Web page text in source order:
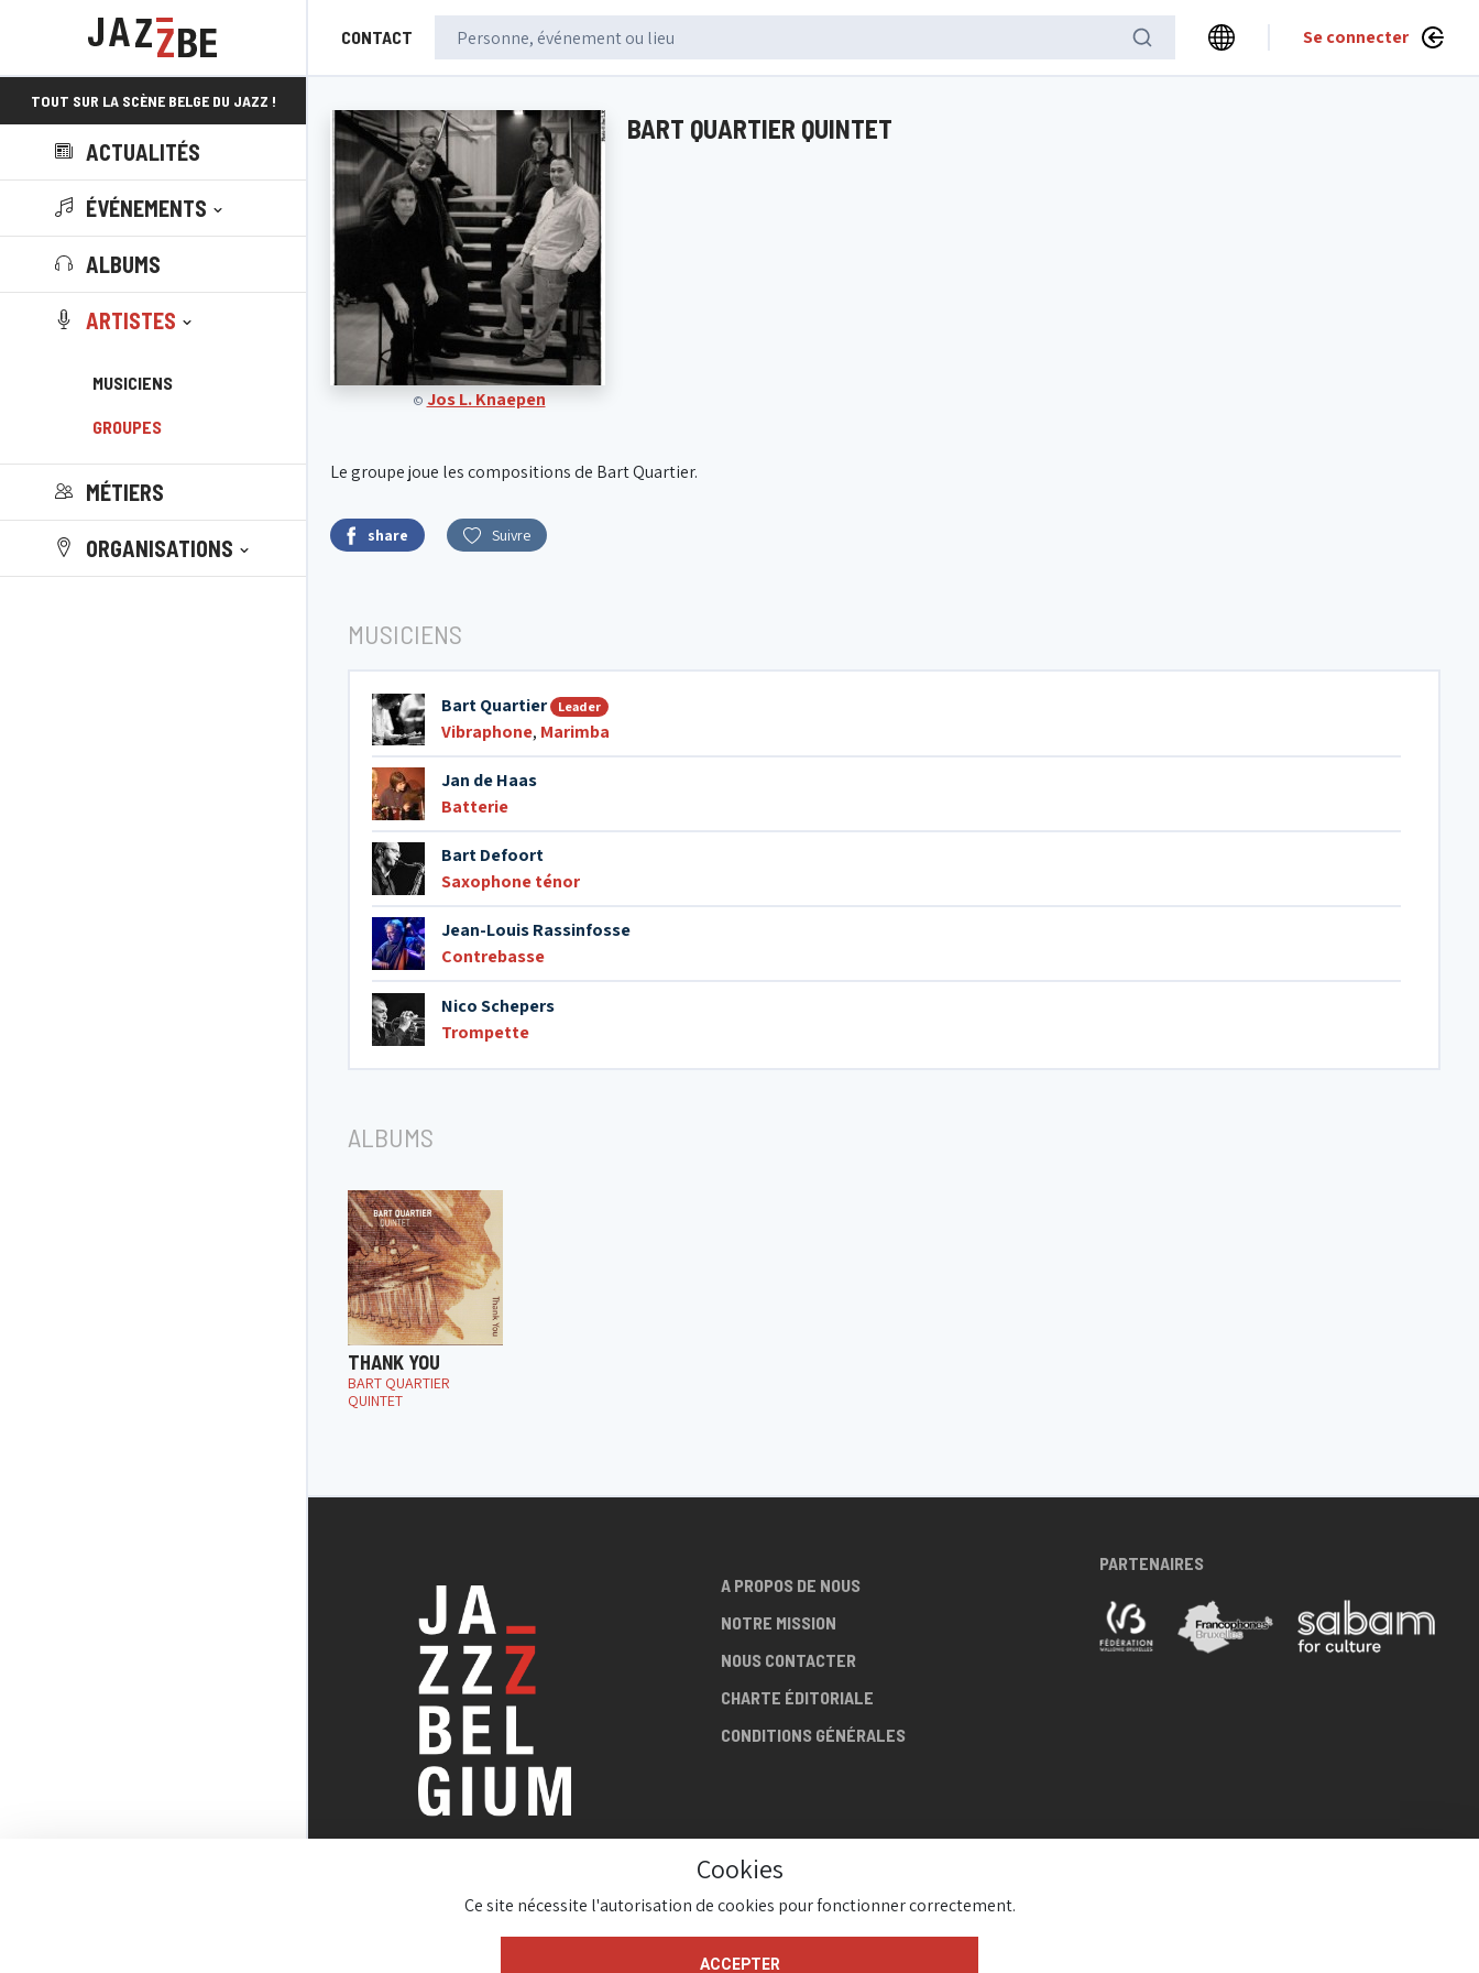
CONTACT Se connecter
TOUT SUR LA SCÈNE BELGE DU JAZZ !
ACTUALITÉS
ÉVÉNEMENTS
ALBUMS
ARTISTES
MUSICIENS
GROUPES
MÉTIERS
ORGANISATIONS
© Jos L. Knaepen
BART QUARTIER QUINTET
Le groupe joue les compositions de Bart Quartier.
share Suivre
MUSICIENS
Bart Quartier Leader
Vibraphone, Marimba
Jan de Haas
Batterie
Bart Defoort
Saxophone ténor
Jean-Louis Rassinfosse
Contrebasse
Nico Schepers
Trompette
ALBUMS
THANK YOU
BART QUARTIER
QUINTET
TOUT SUR LA SCÈNE
A PROPOS DE NOUS
NOTRE MISSION
NOUS CONTACTER
CHARTE ÉDITORIALE
CONDITIONS GÉNÉRALES
PARTENAIRES
Cookies
Ce site nécessite l'autorisation de cookies pour fonctionner correctement.
ACCEPTER